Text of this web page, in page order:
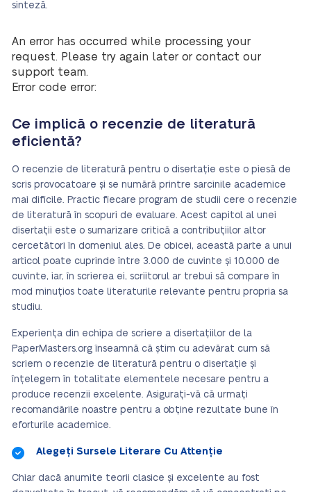
sinteză.
An error has occurred while processing your
request. Please try again later or contact our
support team.
Error code error:
Ce implică o recenzie de literatură
eficientă?
O recenzie de literatură pentru o disertație este o piesă de
scris provocatoare și se numără printre sarcinile academice
mai dificile. Practic fiecare program de studii cere o recenzie
de literatură în scopuri de evaluare. Acest capitol al unei
disertații este o sumarizare critică a contribuțiilor altor
cercetători în domeniul ales. De obicei, această parte a unui
articol poate cuprinde între 3.000 de cuvinte și 10.000 de
cuvinte, iar, în scrierea ei, scriitorul ar trebui să compare în
mod minuțios toate literaturile relevante pentru propria sa
studiu.
Experiența din echipa de scriere a disertațiilor de la
PaperMasters.org înseamnă că știm cu adevărat cum să
scriem o recenzie de literatură pentru o disertație și
înțelegem în totalitate elementele necesare pentru a
produce recenzii excelente. Asigurați-vă că urmați
recomandările noastre pentru a obține rezultate bune în
eforturile academice.
Alegeți Sursele Literare Cu Attenție
Chiar dacă anumite teorii clasice și excelente au fost